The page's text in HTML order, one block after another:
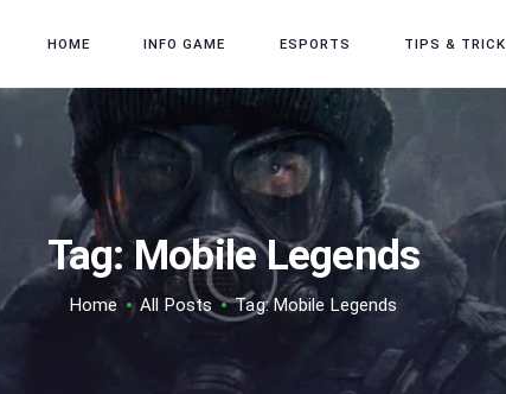
HOME INFO GAME ESPORTS TIPS & TRICK
Tag: Mobile Legends
Home All Posts Tag: Mobile Legends
INFO GAME
ESPORTS
TIPS & TRICK
REVIEW GAME
TECH